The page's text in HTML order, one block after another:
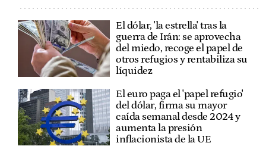
El dólar, 'la estrella' tras la
guerra de Irán: se aprovecha
del miedo, recoge el papel de
otros refugios y rentabiliza su
líquidez
El euro paga el 'papel refugio'
del dólar, firma su mayor
caída semanal desde 2024 y
aumenta la presión
inflacionista de la UE